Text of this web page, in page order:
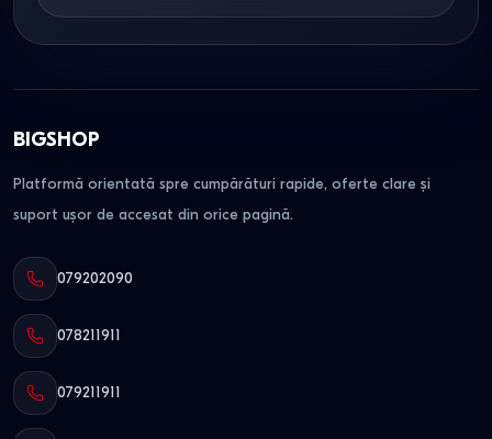
BIGSHOP
Platformă orientată spre cumpărături rapide, oferte clare și
suport ușor de accesat din orice pagină.
079202090
078211911
079211911